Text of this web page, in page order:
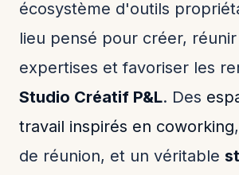
écosystème d'outils
lieu pensé pour créer,
expertises et favoriser les
Studio Créatif P&L. Des
travail inspirés en coworking
de réunion, et un véritable